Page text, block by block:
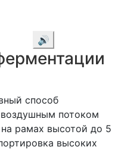
🔊
способ
потоком
рамах высотой до 5
высоких